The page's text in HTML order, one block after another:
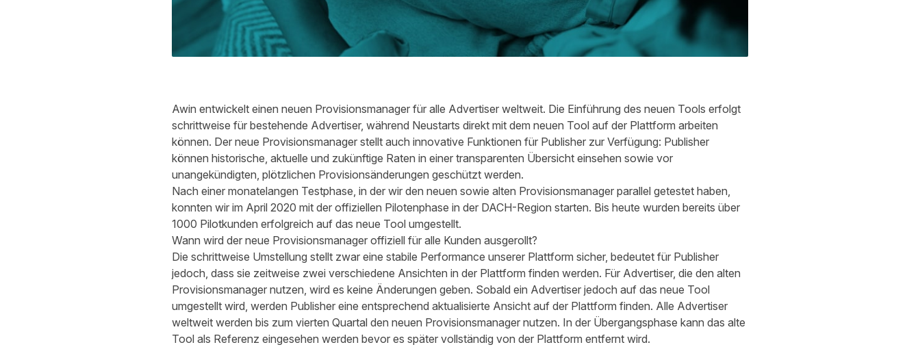
Awin entwickelt einen neuen Provisionsmanager für alle Advertiser weltweit. Die Einführung des neuen Tools erfolgt
schrittweise für bestehende Advertiser, während Neustarts direkt mit dem neuen Tool auf der Plattform arbeiten
können. Der neue Provisionsmanager stellt auch innovative Funktionen für Publisher zur Verfügung: Publisher
können historische, aktuelle und zukünftige Raten in einer transparenten Übersicht einsehen sowie vor
unangekündigten, plötzlichen Provisionsänderungen geschützt werden.
Nach einer monatelangen Testphase, in der wir den neuen sowie alten Provisionsmanager parallel getestet haben,
konnten wir im April 2020 mit der offiziellen Pilotenphase in der DACH-Region starten. Bis heute wurden bereits über
1000 Pilotkunden erfolgreich auf das neue Tool umgestellt.
Wann wird der neue Provisionsmanager offiziell für alle Kunden ausgerollt?
Die schrittweise Umstellung stellt zwar eine stabile Performance unserer Plattform sicher, bedeutet für Publisher
jedoch, dass sie zeitweise zwei verschiedene Ansichten in der Plattform finden werden. Für Advertiser, die den alten
Provisionsmanager nutzen, wird es keine Änderungen geben. Sobald ein Advertiser jedoch auf das neue Tool
umgestellt wird, werden Publisher eine entsprechend aktualisierte Ansicht auf der Plattform finden. Alle Advertiser
weltweit werden bis zum vierten Quartal den neuen Provisionsmanager nutzen. In der Übergangsphase kann das alte
Tool als Referenz eingesehen werden bevor es später vollständig von der Plattform entfernt wird.